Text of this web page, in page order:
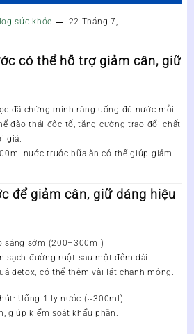
sức khỏe
22 Tháng 7,
có thể hỗ trợ giảm cân, giữ
đã chứng minh rằng uống đủ nước mỗi
đào thải độc tố, tăng cường trao đổi chất
giả.
nước trước bữa ăn có thể giúp giảm
để giảm cân, giữ dáng hiệu
sáng sớm (200–300ml)
sạch đường ruột sau một đêm dài.
detox, có thể thêm vài lát chanh mỏng.
Uống 1 ly nước (~300ml)
giúp kiểm soát khẩu phần.